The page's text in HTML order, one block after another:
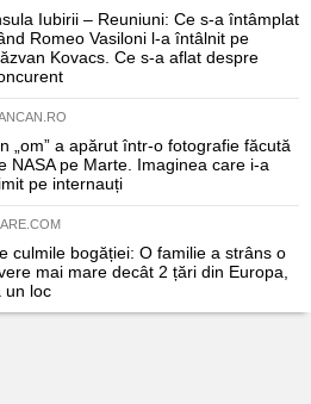
Iubirii – Reuniuni: Ce s-a întâmplat
Romeo Vasiloni l-a întâlnit pe
Kovacs. Ce s-a aflat despre
„om” a apărut într-o fotografie făcută
NASA pe Marte. Imaginea care i-a
pe internauți
culmile bogăției: O familie a strâns o
mai mare decât 2 țări din Europa,
un loc